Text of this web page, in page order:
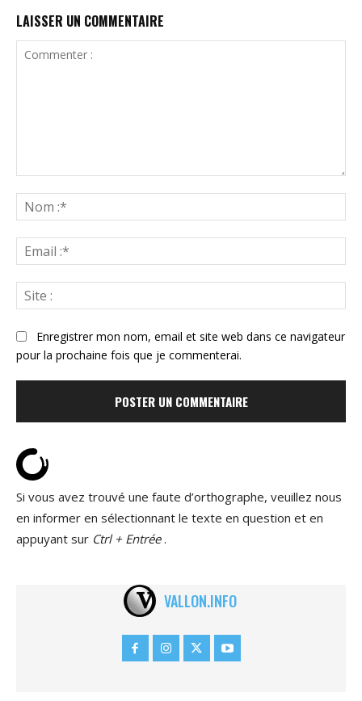
LAISSER UN COMMENTAIRE
:*
:*
:
Enregistrer mon nom, email et site web dans ce navigateur
pour la prochaine fois que je commenterai.
Si vous avez trouvé une faute d’orthographe, veuillez nous
en informer en sélectionnant le texte en question et en
appuyant sur Ctrl + Entrée.
VALLON.INFO